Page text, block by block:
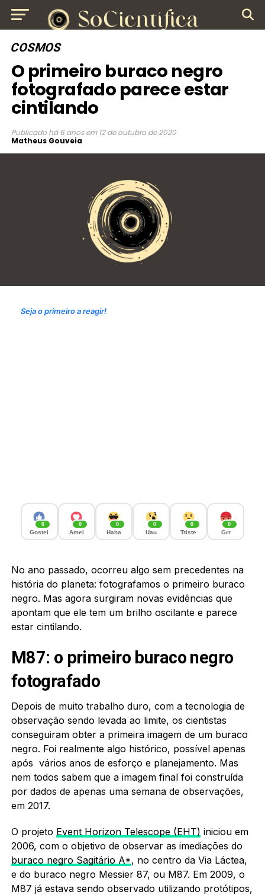
COSMOS
O primeiro buraco negro
fotografado parece estar
cintilando
Publicado há 6 anos em 12 de outubro de 2020
Matheus Gouveia
Seja o primeiro a reagir!
0
Gostei
0
Amei
0
Haha
0
Uau
0
Triste
0
Grr
No ano passado, ocorreu algo sem precedentes na
história do planeta: fotografamos o primeiro buraco
negro. Mas agora surgiram novas evidências que
apontam que ele tem um brilho oscilante e parece
estar cintilando.
M87: o primeiro buraco negro
fotografado
Depois de muito trabalho duro, com a tecnologia de
observação sendo levada ao limite, os cientistas
conseguiram obter a primeira imagem de um buraco
negro. Foi realmente algo histórico, possível apenas
após vários anos de esforço e planejamento. Mas
nem todos sabem que a imagem final foi construída
por dados de apenas uma semana de observações,
em 2017.
O projeto Event Horizon Telescope (EHT) iniciou em
2006, com o objetivo de observar as imediações do
buraco negro Sagitário A*, no centro da Via Láctea,
e do buraco negro Messier 87, ou M87. Em 2009, o
M87 já estava sendo observado utilizando protótipos,